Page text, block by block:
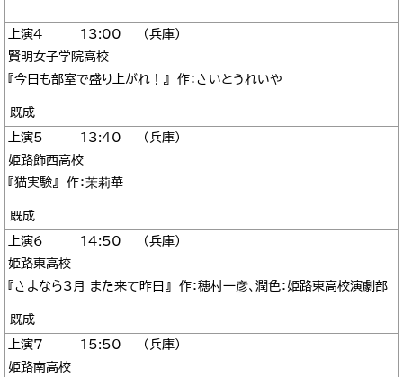
4 13:00
兵庫
賢明女子学院高校
『今日も部室で盛り上がれ！』 作：さいとうれいや
既成
5
13:40
兵庫
姫路飾西高校
『猫実験』 作：茉莉華
既成
6
14:50
兵庫
姫路東高校
『さよなら3月 また来て昨日』 作：穂村一彦、潤色：姫路東高校演劇部
既成
7
15:50
兵庫
姫路南高校